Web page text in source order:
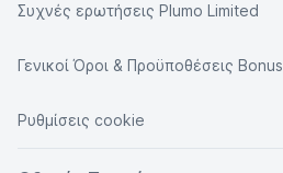
Συχνές ερωτήσεις Plumo Limited
Γενικοί Όροι & Προϋποθέσεις Bonus
Ρυθμίσεις cookie